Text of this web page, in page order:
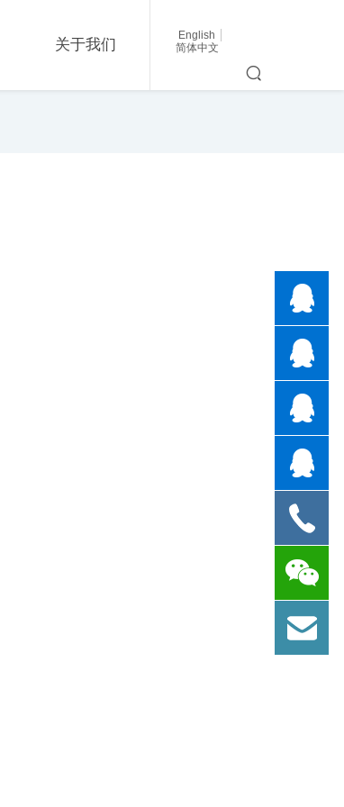
English
简体中文
关于我们